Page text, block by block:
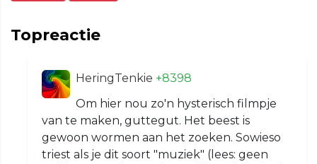
Topreactie
HeringTenkie +8398
Om hier nou zo'n hysterisch filmpje
van te maken, guttegut. Het beest is
gewoon wormen aan het zoeken. Sowieso
triest als je dit soort "muziek" (lees: geen